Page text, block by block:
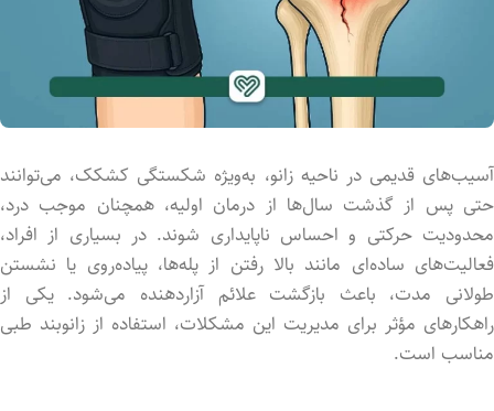
آسیب‌های قدیمی در ناحیه زانو، به‌ویژه شکستگی کشکک، می‌توانند
حتی پس از گذشت سال‌ها از درمان اولیه، همچنان موجب درد،
محدودیت حرکتی و احساس ناپایداری شوند. در بسیاری از افراد،
فعالیت‌های ساده‌ای مانند بالا رفتن از پله‌ها، پیاده‌روی یا نشستن
طولانی مدت، باعث بازگشت علائم آزاردهنده می‌شود. یکی از
راهکارهای مؤثر برای مدیریت این مشکلات، استفاده از زانوبند طبی
مناسب است.